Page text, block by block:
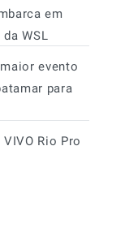
em
WSL
evento
para
Rio Pro